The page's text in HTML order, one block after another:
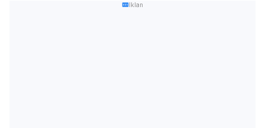
Iklan